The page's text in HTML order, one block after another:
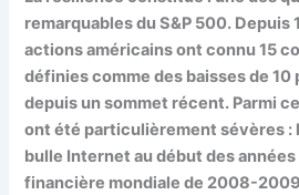
remarquables du S&P 500. Depuis
actions américains ont connu 15
définies comme des baisses de 10
depuis un sommet récent. Parmi
ont été particulièrement sévères :
bulle Internet au début des
financière mondiale de 2008-